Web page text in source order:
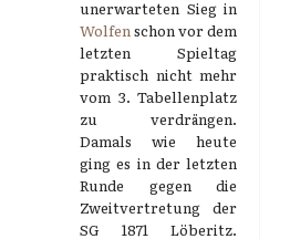
unerwarteten Sieg in
Wolfenschon vor dem
letzten Spieltag
praktisch nicht mehr
vom 3. Tabellenplatz
zu verdrängen.
Damals wie heute
ging es in der letzten
Runde gegen die
Zweitvertretung der
SG 1871 Löberitz.